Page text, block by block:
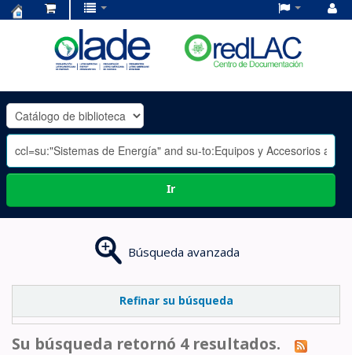
OLADE
-
Ir
Búsqueda avanzada
Refinar su búsqueda
Su búsqueda retornó 4 resultados.